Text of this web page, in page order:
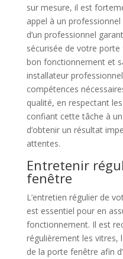
sur mesure, il est
appel à un professionnel
d’un professionnel
sécurisée de votre
bon fonctionnement et
installateur
compétences
qualité, en respectant
confiant cette tâche à
d’obtenir un résultat
attentes.
Entretenir
fenêtre
L’entretien régulier de
est essentiel pour en
fonctionnement. Il est
régulièrement les vitres,
de la porte fenêtre afin